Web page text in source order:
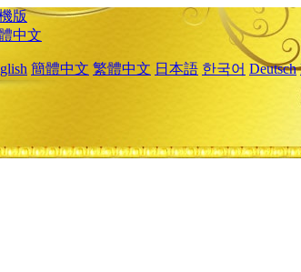
版
中文
簡體中文 繁體中文 日本語 한국어 Deutsch